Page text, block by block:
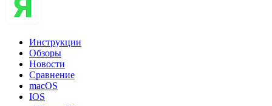
Инструкции
Обзоры
Новости
Сравнение
macOS
IOS